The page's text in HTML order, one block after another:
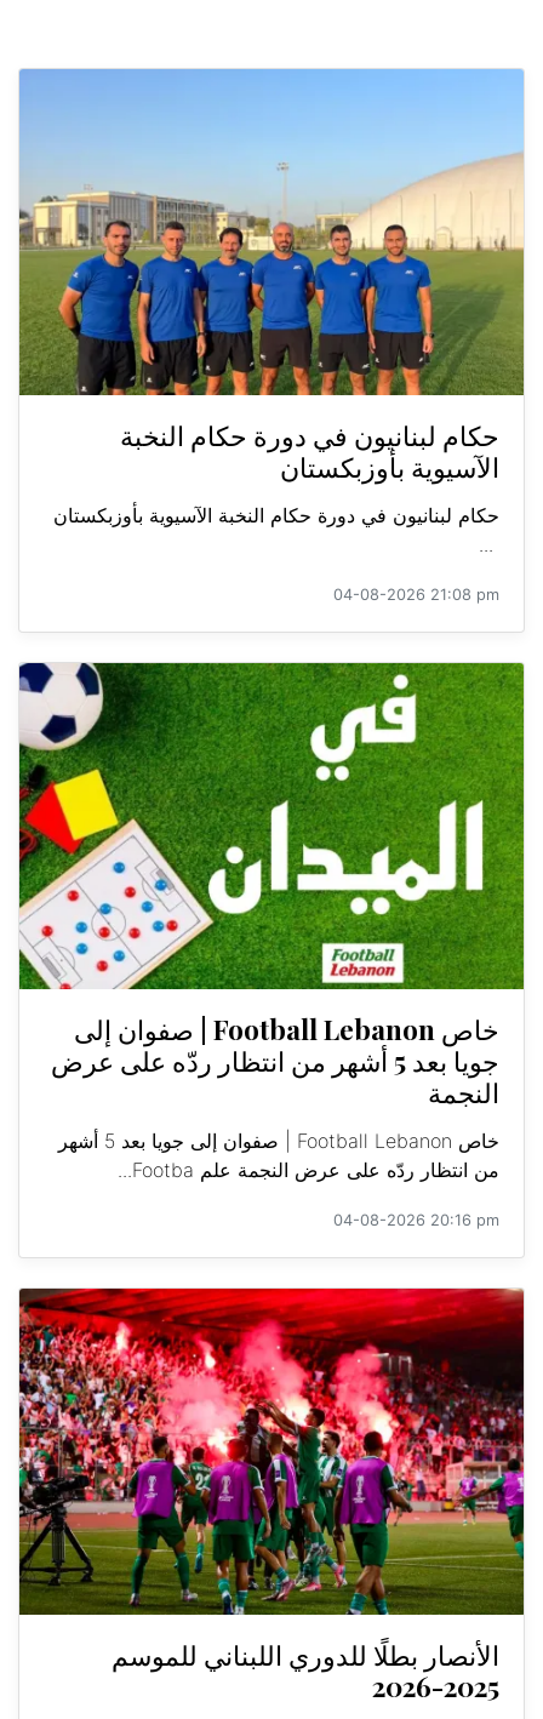
حكام لبنانيون في دورة حكام النخبة
الآسيوية بأوزبكستان
حكام لبنانيون في دورة حكام النخبة الآسيوية بأوزبكستان
...
04-08-2026 21:08 pm
خاص Football Lebanon | صفوان إلى
جويا بعد 5 أشهر من انتظار ردّه على عرض
النجمة
خاص Football Lebanon | صفوان إلى جويا بعد 5 أشهر
من انتظار ردّه على عرض النجمة علم Footba...
04-08-2026 20:16 pm
الأنصار بطلًا للدوري اللبناني للموسم
2025-2026